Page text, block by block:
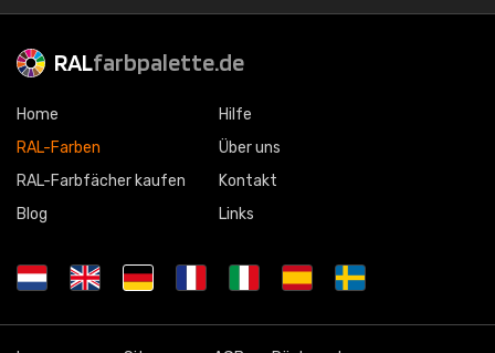
RALfarbpalette.de
Home
RAL-Farben
RAL-Farbfächer kaufen
Blog
Hilfe
Über uns
Kontakt
Links